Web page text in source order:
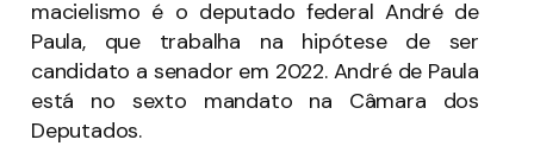
macielismo é o deputado federal André de
Paula, que trabalha na hipótese de ser
candidato a senador em 2022. André de Paula
está no sexto mandato na Câmara dos
Deputados.